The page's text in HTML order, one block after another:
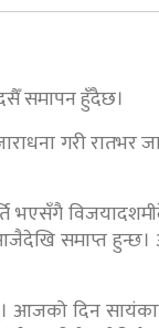
समापन हुँदैछ।
गरी रातभर
भएसँगै
आजैदेखि समाप्त
आजको दिन